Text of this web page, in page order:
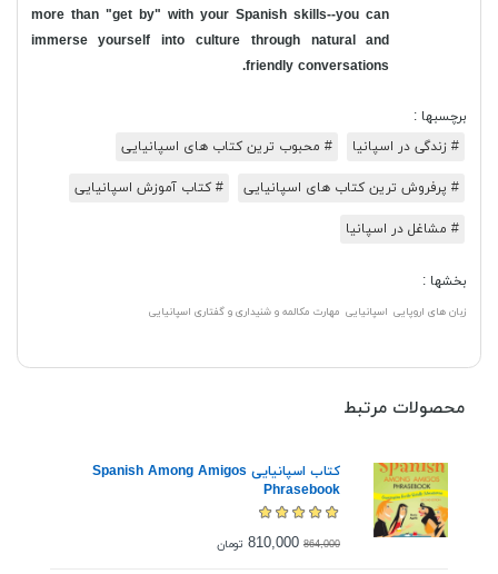
more than "get by" with your Spanish skills--you can
immerse yourself into culture through natural and
friendly conversations.
برچسبها :
# زندگی در اسپانیا
# محبوب ترین کتاب های اسپانیایی
# پرفروش ترین کتاب های اسپانیایی # کتاب آموزش اسپانیایی
# مشاغل در اسپانیا
بخشها :
زبان های اروپایی اسپانیایی مهارت مکالمه و شنیداری و گفتاری اسپانیایی
محصولات مرتبط
کتاب اسپانیایی Spanish Among Amigos
Phrasebook
864,000
810,000 تومان